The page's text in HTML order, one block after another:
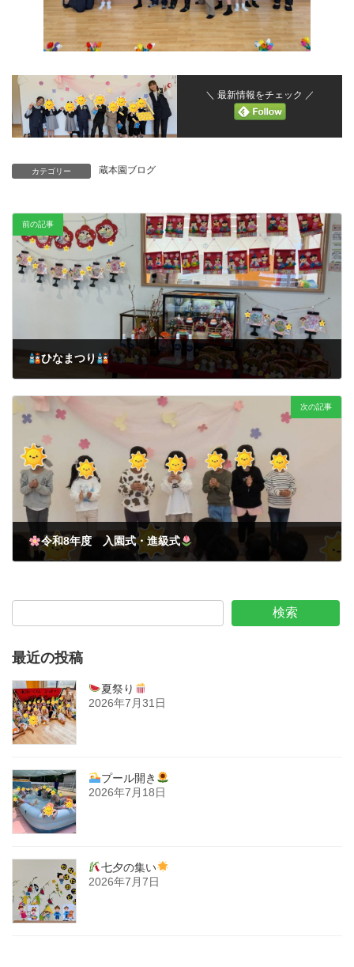
＼ 最新情報をチェック ／
カテゴリー 蔵本園ブログ
前の記事
ひなまつり
次の記事
令和8年度 入園式・進級式
検索
最近の投稿
夏祭り
2026年7月31日
プール開き
2026年7月18日
七夕の集い
2026年7月7日